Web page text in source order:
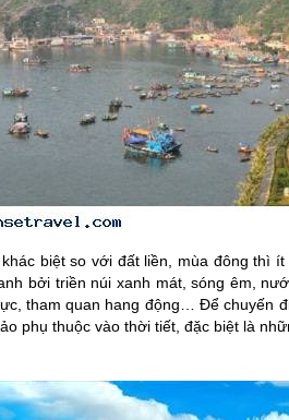
biệt so với đất liền, mùa đông thì
bởi triền núi xanh mát, sóng êm,
tham quan hang động… Để chuyến
phụ thuộc vào thời tiết, đặc biệt là